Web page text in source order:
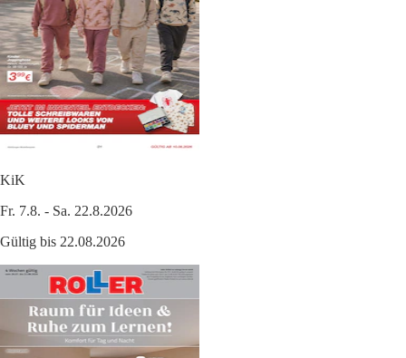
KiK
Fr. 7.8. - Sa. 22.8.2026
Gültig bis 22.08.2026